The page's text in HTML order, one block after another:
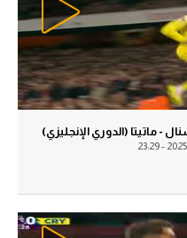
- ماتيتا (الدوري الإنجليزي)